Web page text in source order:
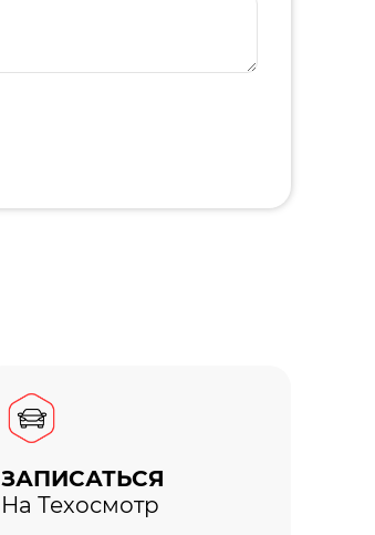
ЗАПИСАТЬСЯ
На Техосмотр